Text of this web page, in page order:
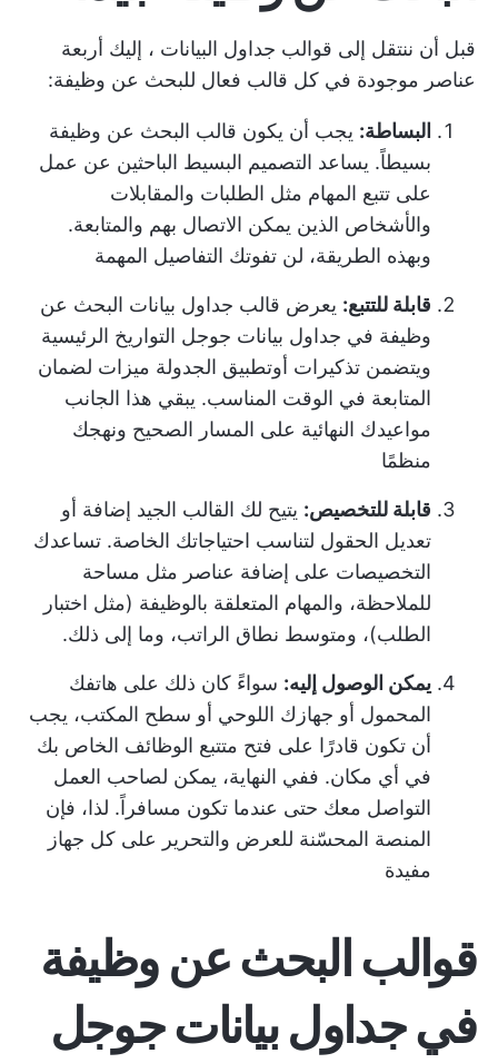
قبل أن ننتقل إلى قوالب جداول البيانات ، إليك أربعة
عناصر موجودة في كل قالب فعال للبحث عن وظيفة:
البساطة: يجب أن يكون قالب البحث عن وظيفة
بسيطاً. يساعد التصميم البسيط الباحثين عن عمل
على تتبع المهام مثل الطلبات والمقابلات
والأشخاص الذين يمكن الاتصال بهم والمتابعة.
وبهذه الطريقة، لن تفوتك التفاصيل المهمة
قابلة للتتبع: يعرض قالب جداول بيانات البحث عن
وظيفة في جداول بيانات جوجل التواريخ الرئيسية
ويتضمن تذكيرات أوتطبيق الجدولة ميزات لضمان
المتابعة في الوقت المناسب. يبقي هذا الجانب
مواعيدك النهائية على المسار الصحيح ونهجك
منظمًا
قابلة للتخصيص: يتيح لك القالب الجيد إضافة أو
تعديل الحقول لتناسب احتياجاتك الخاصة. تساعدك
التخصيصات على إضافة عناصر مثل مساحة
للملاحظة، والمهام المتعلقة بالوظيفة (مثل اختبار
الطلب)، ومتوسط نطاق الراتب، وما إلى ذلك.
يمكن الوصول إليه: سواءً كان ذلك على هاتفك
المحمول أو جهازك اللوحي أو سطح المكتب، يجب
أن تكون قادرًا على فتح متتبع الوظائف الخاص بك
في أي مكان. ففي النهاية، يمكن لصاحب العمل
التواصل معك حتى عندما تكون مسافراً. لذا، فإن
المنصة المحسّنة للعرض والتحرير على كل جهاز
مفيدة
قوالب البحث عن وظيفة
في جداول بيانات جوجل